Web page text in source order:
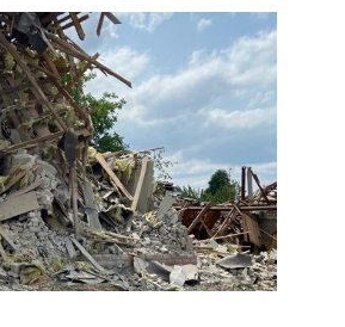
Помощь проекту
Стиль Диалога
Шоу-биз
Культура
Общество
Авторское
Мнение
Блоги
ИноСМИ